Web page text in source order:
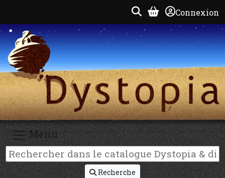
Connexion
Menu
Recherche